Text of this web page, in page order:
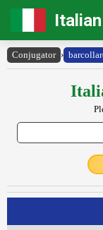
Conjugator ›